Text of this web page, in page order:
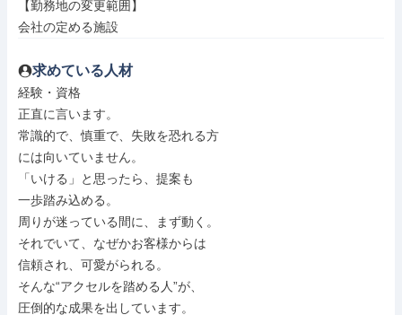
【勤務地の変更範囲】
会社の定める施設
求めている人材
経験・資格
正直に言います。
常識的で、慎重で、失敗を恐れる方
には向いていません。
「いける」と思ったら、提案も
一歩踏み込める。
周りが迷っている間に、まず動く。
それでいて、なぜかお客様からは
信頼され、可愛がられる。
そんな“アクセルを踏める人”が、
圧倒的な成果を出しています。